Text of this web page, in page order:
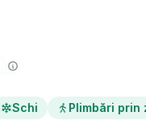
Schi Plimbări prin